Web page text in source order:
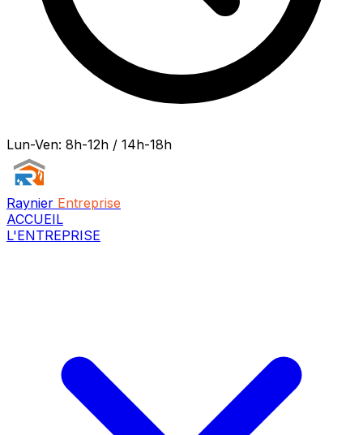
Lun-Ven: 8h-12h / 14h-18h
Raynier Entreprise
ACCUEIL
L'ENTREPRISE